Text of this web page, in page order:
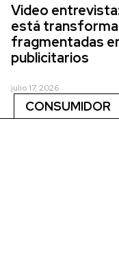
Video
está
fragmentadas
publicitarios
julio 17, 2026
CONSUMIDOR